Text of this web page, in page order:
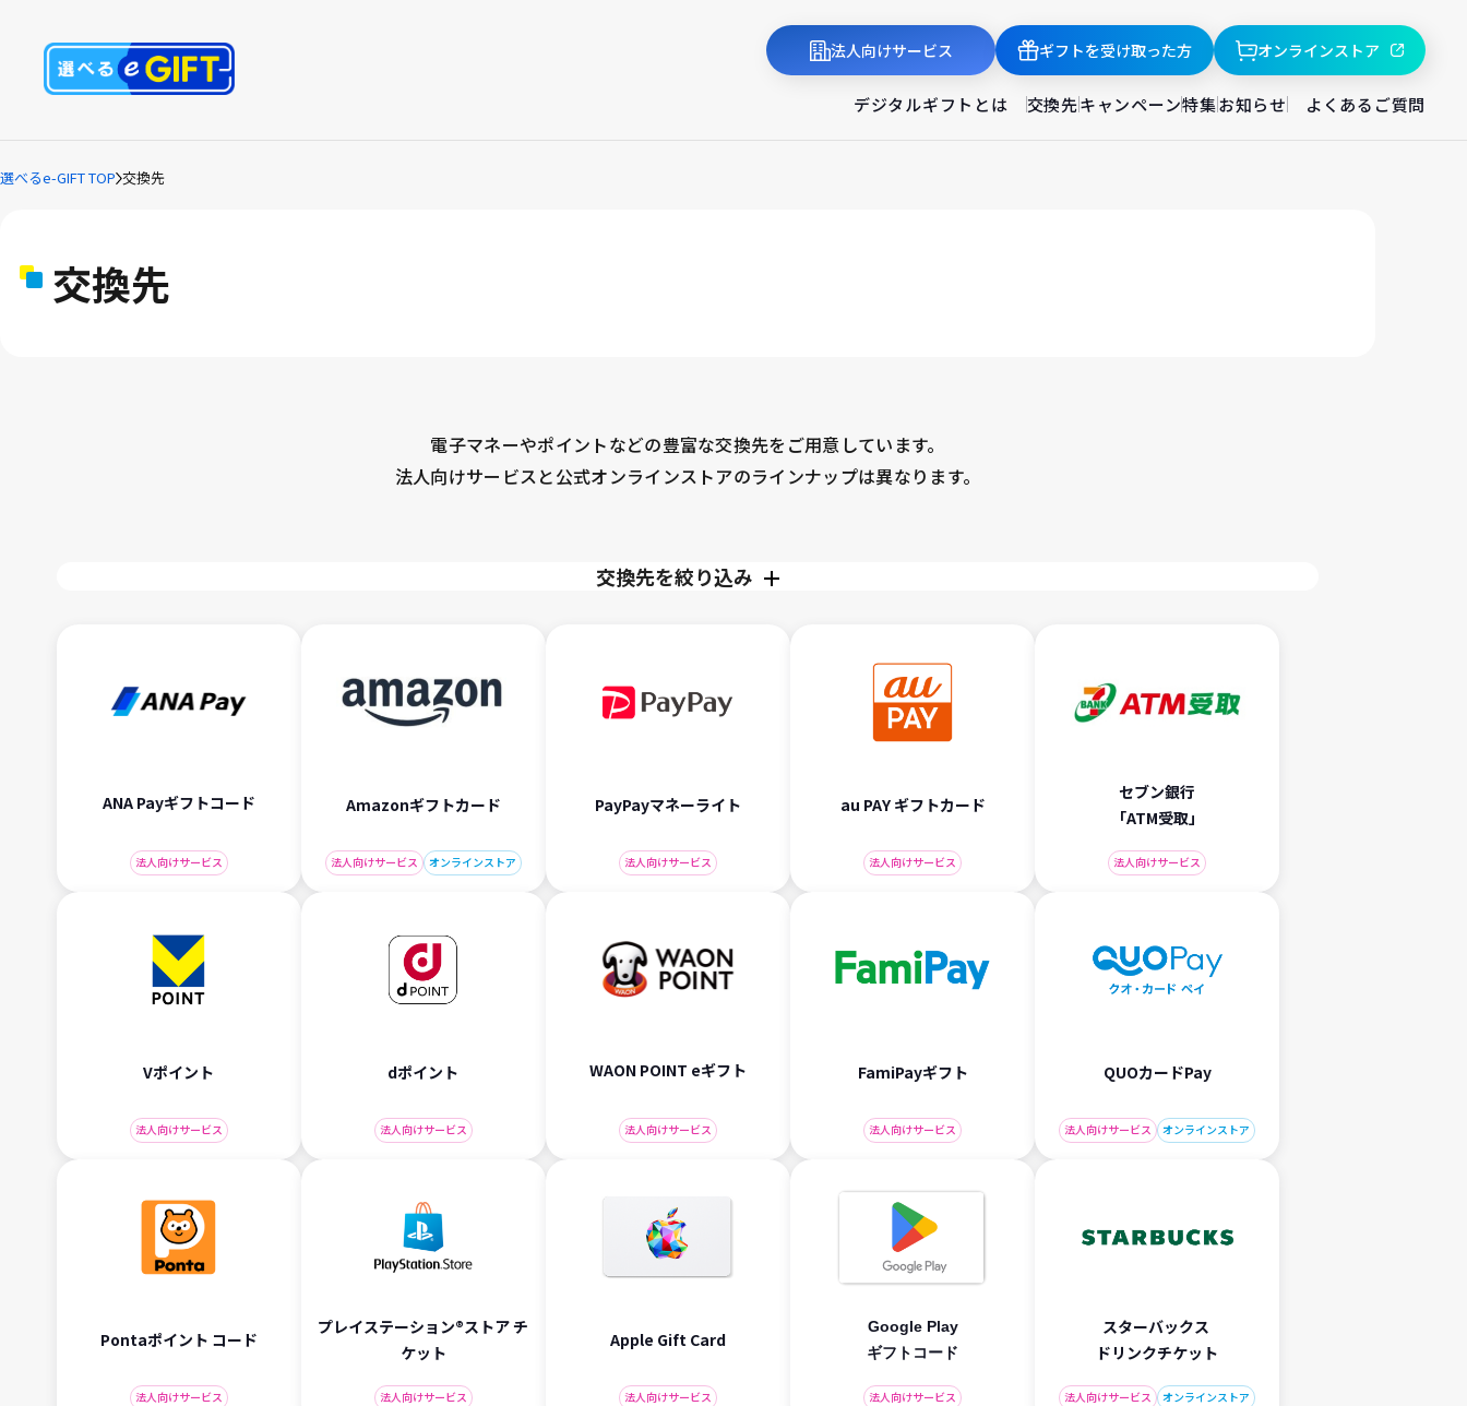
法人向けサービス ギフトを受け取った方 オンラインストア
デジタルギフトとは 交換先キャンペーン特集お知らせ よくあるご質問
選べるe-GIFT TOP 交換先
交換先
電子マネーやポイントなどの豊富な交換先をご用意しています。
法人向けサービスと公式オンラインストアのラインナップは異なります。
交換先を絞り込み
ANA Payギフトコード
法人向けサービス
Amazonギフトカード
法人向けサービス オンラインストア
PayPayマネーライト
法人向けサービス
au PAY ギフトカード
法人向けサービス
セブン銀行
「ATM受取」
法人向けサービス
Vポイント
法人向けサービス
dポイント
法人向けサービス
WAON POINT eギフト
法人向けサービス
FamiPayギフト
法人向けサービス
QUOカードPay
法人向けサービス オンラインストア
Pontaポイント コード
法人向けサービス
プレイステーション®ストア チ
ケット
法人向けサービス
Apple Gift Card
法人向けサービス
Google Play
ギフトコード
法人向けサービス
スターバックス
ドリンクチケット
法人向けサービス オンラインストア